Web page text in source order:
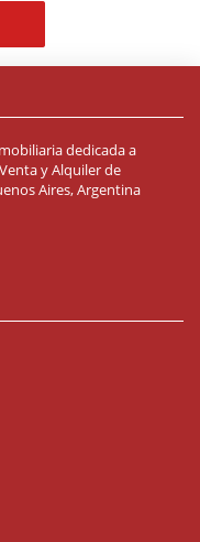
dedicada a
y Alquiler de
Aires, Argentina